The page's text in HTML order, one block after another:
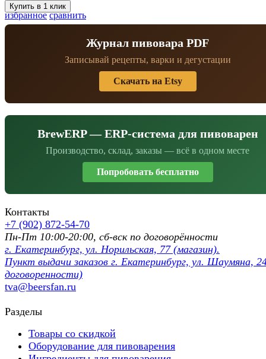
избранное сравнить
Журнал пивовара PDF
Записывай рецепты, варки и дегустации
Скачать на Etsy
BrewERP — ERP-система для пивоварен
Производство, склад, заказы — всё в одном месте
Попробовать бесплатно
Контакты
+7 (902) 872-54-70
Пн-Пт 10:00-20:00, сб-вск по договорённости
г. Екатеринбург, ул. Норильская, 77 (магазин).
Пункт выдачи заказов г. Екатеринбург, ул. Шаумяна,
договоренности)
tva@beersfan.ru
Разделы
Товары со скидкой
Оборудование для пивоварения